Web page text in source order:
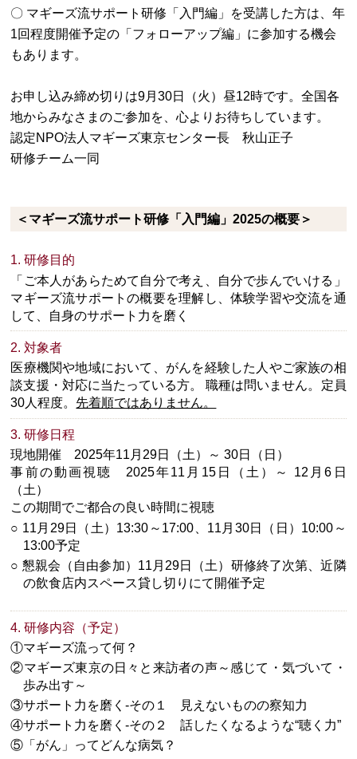
〇 マギーズ流サポート研修「入門編」を受講した方は、年
1回程度開催予定の「フォローアップ編」に参加する機会
もあります。
お申し込み締め切りは9月30日（火）昼12時です。全国各
地からみなさまのご参加を、心よりお待ちしています。
認定NPO法人マギーズ東京センター長 秋山正子
研修チーム一同
＜マギーズ流サポート研修「入門編」2025の概要＞
1. 研修目的
「ご本人があらためて自分で考え、自分で歩んでいける」
マギーズ流サポートの概要を理解し、体験学習や交流を通
して、自身のサポート力を磨く
2. 対象者
医療機関や地域において、がんを経験した人やご家族の相
談支援・対応に当たっている方。 職種は問いません。定員
30人程度。 先着順ではありません。
3. 研修日程
現地開催 2025年11月29日（土）～ 30日（日）
事前の動画視聴 2025年11月15日（土）～ 12月6日
（土）
この期間でご都合の良い時間に視聴
○ 11月29日（土）13:30～17:00、11月30日（日）10:00～
13:00予定
○ 懇親会（自由参加）11月29日（土）研修終了次第、近隣
の飲食店内スペース貸し切りにて開催予定
4. 研修内容（予定）
①マギーズ流って何？
②マギーズ東京の日々と来訪者の声～感じて・気づいて・
歩み出す～
③サポート力を磨く‐その１ 見えないものの察知力
④サポート力を磨く‐その２ 話したくなるような“聴く力”
⑤「がん」ってどんな病気？